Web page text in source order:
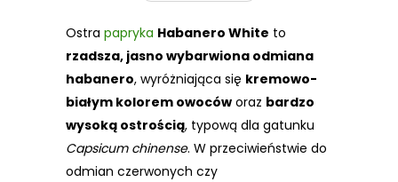
Ostra papryka Habanero White to
rzadsza, jasno wybarwiona odmiana
habanero, wyróżniająca się kremowo-
białym kolorem owoców oraz bardzo
wysoką ostrością, typową dla gatunku
Capsicum chinense. W przeciwieństwie do
odmian czerwonych czy